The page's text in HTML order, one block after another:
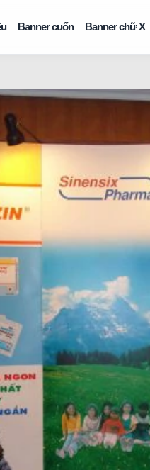
Banner cuốn Banner chữ X